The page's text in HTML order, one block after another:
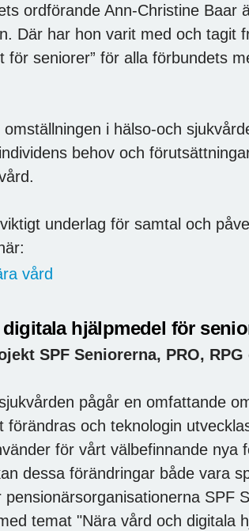
ordförande Ann-Christine Baar
Där har hon varit med och tagit
för seniorer” för alla förbundets
i hälso-och
behov och
underlag för samtal och
vård
hjälpmedel för
SPF Seniorerna, PRO,
pågår en omfattande
förändras och teknologin
för vårt välbefinnande nya
dessa förändringar både vara
SPF
temat "Nära vård och digitala